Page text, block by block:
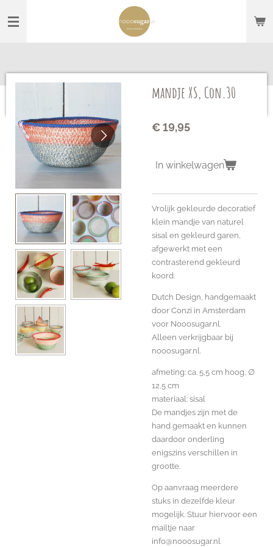
direct
mandje XS, Con.30
€ 19,95
In winkelwagen
Vrolijk gekleurde decoratief
klein mandje van naturel
sisal en gekleurd garen,
afgewerkt met een
contrasterend gekleurd
koord.
Dutch Design, handgemaakt
door Conzi in Amsterdam
voor Nooosugar.nl.
Alleen verkrijgbaar bij
nooosugar.nl.
afmeting: ca. 5,5 cm hoog, ∅
12,5 cm
materiaal: sisal
De mandjes zijn met de
hand gemaakt en kunnen
daardoor onderling
enigszins verschillen in
grootte.
Op aanvraag meerdere
stuks in dezelfde kleur
mogelijk. Stuur hiervoor een
mailtje naar
info@nooosugar.nl